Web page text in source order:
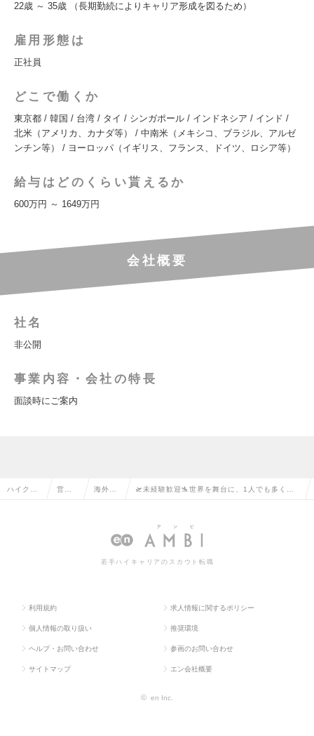
22歳 ～ 35歳 （長期勤続によりキャリア形成を図るため）
雇用形態は
正社員
どこで働くか
東京都 / 韓国 / 台湾 / タイ / シンガポール / インドネシア / インド /
北米（アメリカ、カナダ等） / 中南米（メキシコ、ブラジル、アルゼ
ンチン等） / ヨーロッパ（イギリス、フランス、ドイツ、ロシア等）
給与はどのくらい貰えるか
600万円 ～ 1649万円
会社概要
社名
非公開
事業内容・会社の特長
面談時にご案内
ハイクラ 営業 海外営 🛫未経験歓迎🛬世界を舞台に、1人でも多くの
情報
若手ハイキャリアのスカウト転職
利用規約 求人情報に関するポリシー
個人情報の取り扱い 推奨環境
ヘルプ・お問い合わせ 参画のお問い合わせ
サイトマップ エン会社概要
© en Inc.